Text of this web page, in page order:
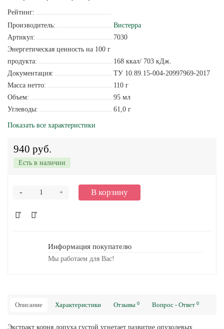
Рейтинг:
Производитель:
Вистерра
Артикул:
7030
Энергетическая ценность на 100 г
продукта:
168 ккал/ 703 кДж.
Документация:
ТУ 10.89.15-004-20997969-2017
Масса нетто:
110 г
Объем:
95 мл
Углеводы:
61,0 г
Показать все характеристики
940 руб.
Есть в наличии
+
- В корзину
Информация покупателю
Мы работаем для Вас!
Описание Характеристики Отзывы 0 Вопрос - Ответ 0
Экстракт корня лопуха густой угнетает развитие опухолевых